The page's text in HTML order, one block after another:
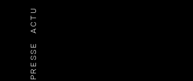
PRESSE
ACTU